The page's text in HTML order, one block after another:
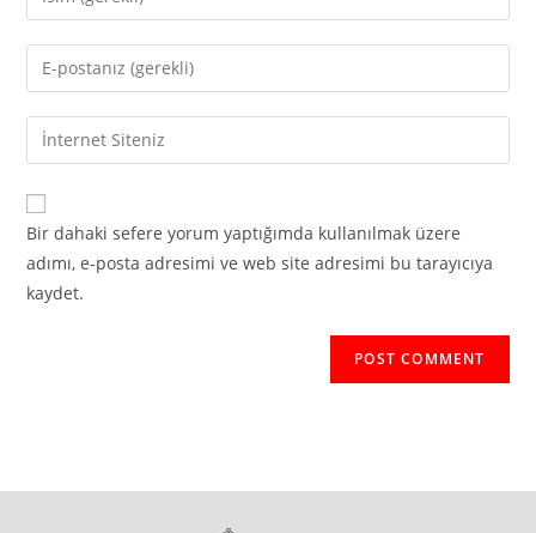
your
name
comment
Enter
your
email
address
comment
Enter
your
website
URL
Bir dahaki sefere yorum yaptığımda kullanılmak üzere
adımı, e-posta adresimi ve web site adresimi bu tarayıcıya
kaydet.